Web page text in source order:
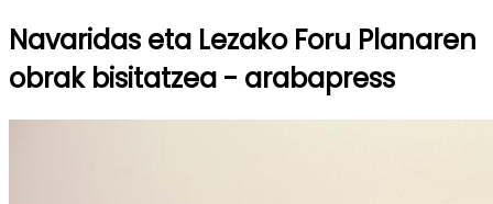
Navaridas eta Lezako Foru Planaren
obrak bisitatzea - arabapress